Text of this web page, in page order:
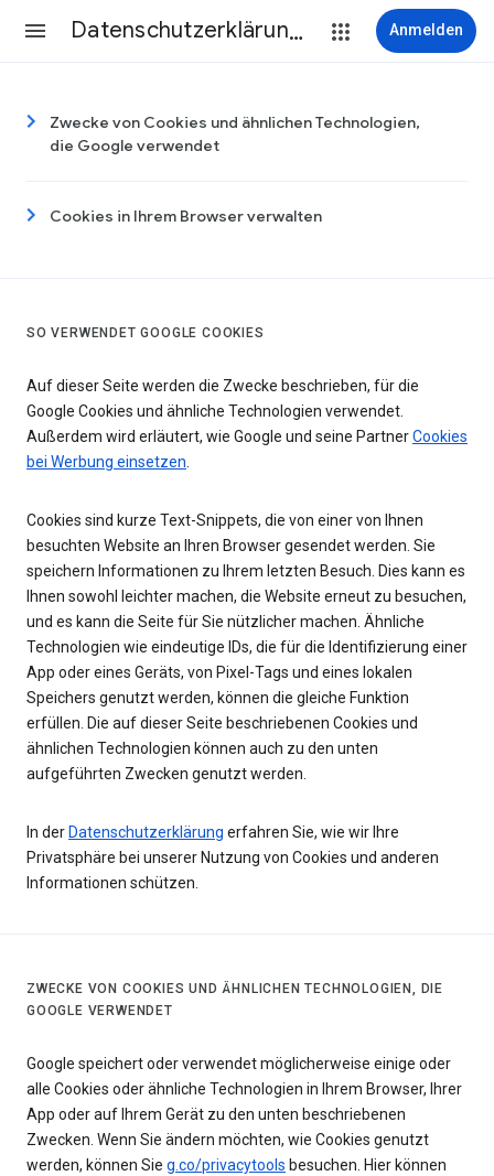
Datenschutzerklärung & Nutzungsbedingungen Anmelden
Zwecke von Cookies und ähnlichen Technologien,
die Google verwendet
Cookies in Ihrem Browser verwalten
SO VERWENDET GOOGLE COOKIES
Auf dieser Seite werden die Zwecke beschrieben, für die
Google Cookies und ähnliche Technologien verwendet.
Außerdem wird erläutert, wie Google und seine PartnerCookies
bei Werbung einsetzen.
Cookies sind kurze Text-Snippets, die von einer von Ihnen
besuchten Website an Ihren Browser gesendet werden. Sie
speichern Informationen zu Ihrem letzten Besuch. Dies kann es
Ihnen sowohl leichter machen, die Website erneut zu besuchen,
und es kann die Seite für Sie nützlicher machen. Ähnliche
Technologien wie eindeutige IDs, die für die Identifizierung einer
App oder eines Geräts, von Pixel-Tags und eines lokalen
Speichers genutzt werden, können die gleiche Funktion
erfüllen. Die auf dieser Seite beschriebenen Cookies und
ähnlichen Technologien können auch zu den unten
aufgeführten Zwecken genutzt werden.
In der Datenschutzerklärung erfahren Sie, wie wir Ihre
Privatsphäre bei unserer Nutzung von Cookies und anderen
Informationen schützen.
ZWECKE VON COOKIES UND ÄHNLICHEN TECHNOLOGIEN, DIE
GOOGLE VERWENDET
Google speichert oder verwendet möglicherweise einige oder
alle Cookies oder ähnliche Technologien in Ihrem Browser, Ihrer
App oder auf Ihrem Gerät zu den unten beschriebenen
Zwecken. Wenn Sie ändern möchten, wie Cookies genutzt
werden, können Sie g.co/privacytools besuchen. Hier können